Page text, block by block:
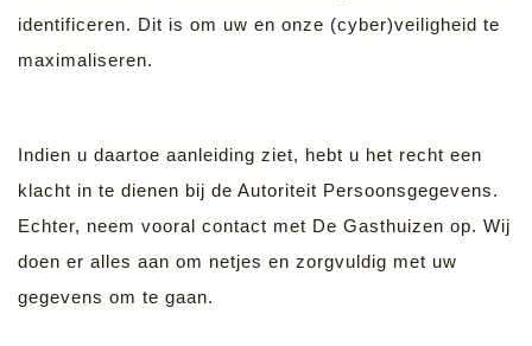
identificeren. Dit is om uw en onze (cyber)veiligheid te
maximaliseren.
Indien u daartoe aanleiding ziet, hebt u het recht een
klacht in te dienen bij de Autoriteit Persoonsgegevens.
Echter, neem vooral contact met De Gasthuizen op. Wij
doen er alles aan om netjes en zorgvuldig met uw
gegevens om te gaan.